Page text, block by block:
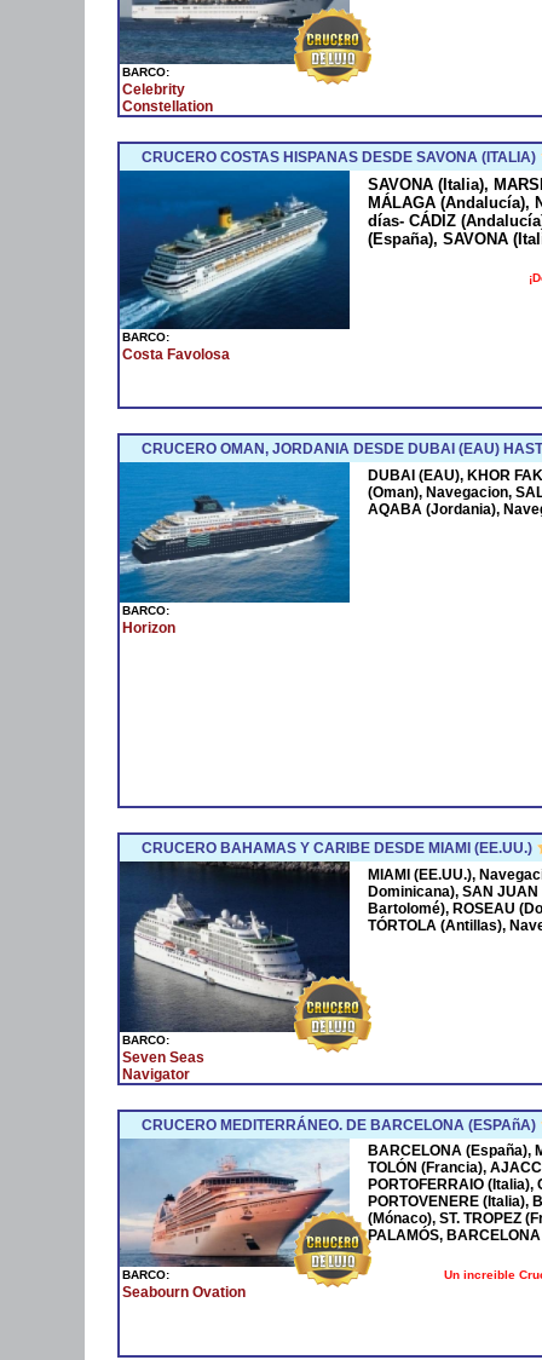
BARCO:
Celebrity
Constellation
CRUCERO COSTAS HISPANAS DESDE SAVONA (ITALIA)
BARCO:
Costa Favolosa
SAVONA (Italia),
MÁLAGA (Andalucía),
días- CÁDIZ
(España), SAVONA
CRUCERO OMAN, JORDANIA DESDE DUBAI (EAU)
BARCO:
Horizon
DUBAI (EAU), KHOR
(Oman), Navegacion,
AQABA (Jordania),
CRUCERO BAHAMAS Y CARIBE DESDE MIAMI (EE.UU.)
BARCO:
Seven Seas
Navigator
MIAMI (EE.UU.),
Dominicana), SAN JUAN
Bartolomé), ROSEAU
TÓRTOLA (Antillas),
CRUCERO MEDITERRÁNEO. DE BARCELONA (ESPAñA)
BARCO:
Seabourn Ovation
BARCELONA (España),
TOLÓN (Francia),
PORTOFERRAIO (Italia),
PORTOVENERE (Italia),
(Mónaco), ST. TROPEZ
PALAMÓS,
Un increible